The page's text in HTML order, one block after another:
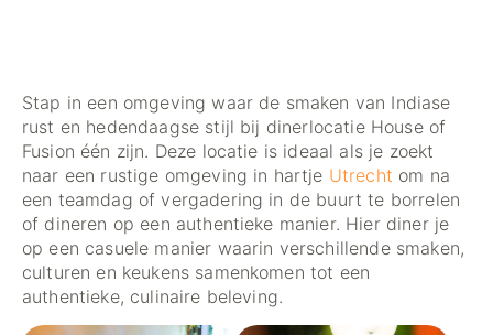
Stap in een omgeving waar de smaken van Indiase
rust en hedendaagse stijl bij dinerlocatie House of
Fusion één zijn. Deze locatie is ideaal als je zoekt
naar een rustige omgeving in hartje Utrecht om na
een teamdag of vergadering in de buurt te borrelen
of dineren op een authentieke manier. Hier diner je
op een casuele manier waarin verschillende smaken,
culturen en keukens samenkomen tot een
authentieke, culinaire beleving.